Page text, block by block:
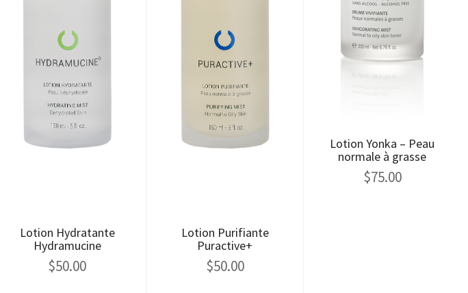
Lotion Hydratante
Hydramucine
$50.00
Lotion Purifiante
Puractive+
$50.00
Lotion Yonka – Peau
normale à grasse
$75.00